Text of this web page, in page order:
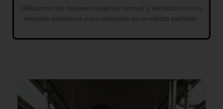
Utilizamos las mejores materias primas y técnicas con los
mejores artesanos para ofrecerte un producto perfecto.